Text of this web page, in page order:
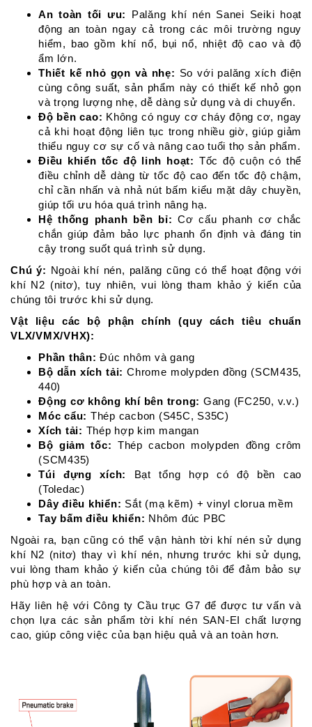
An toàn tối ưu:
Palăng khí nén Sanei Seiki hoạt
động an toàn ngay cả trong các môi trường nguy
hiểm, bao gồm khí nổ, bụi nổ, nhiệt độ cao và độ
ẩm lớn.
Thiết kế nhỏ gọn và nhẹ: So với palăng xích điện
cùng công suất, sản phẩm này có thiết kế nhỏ gọn
và trọng lượng nhẹ, dễ dàng sử dụng và di chuyển.
Độ bền cao: Không có nguy cơ cháy động cơ, ngay
cả khi hoạt động liên tục trong nhiều giờ, giúp giảm
thiểu nguy cơ sự cố và nâng cao tuổi thọ sản phẩm.
Điều khiển tốc độ linh hoạt: Tốc độ cuộn có thể
điều chỉnh dễ dàng từ tốc độ cao đến tốc độ chậm,
chỉ cần nhấn và nhả nút bấm kiểu mặt dây chuyền,
giúp tối ưu hóa quá trình nâng hạ.
Hệ thống phanh bền bỉ: Cơ cấu phanh cơ chắc
chắn giúp đảm bảo lực phanh ổn định và đáng tin
cậy trong suốt quá trình sử dụng.
Chú ý: Ngoài khí nén, palăng cũng có thể hoạt động với
khí N2 (nitơ), tuy nhiên, vui lòng tham khảo ý kiến của
chúng tôi trước khi sử dụng.
Vật liệu các bộ phận chính (quy cách tiêu chuẩn
VLX/VMX/VHX):
Phần thân: Đúc nhôm và gang
Bộ dẫn xích tải: Chrome molypden đồng (SCM435,
440)
Động cơ không khí bên trong: Gang (FC250, v.v.)
Móc cẩu: Thép cacbon (S45C, S35C)
Xích tải: Thép hợp kim mangan
Bộ giảm tốc: Thép cacbon molypden đồng crôm
(SCM435)
Túi đựng xích:
Bạt tổng hợp có độ bền cao
(Toledac)
Dây điều khiển: Sắt (mạ kẽm) + vinyl clorua mềm
Tay bấm điều khiển: Nhôm đúc PBC
Ngoài ra, bạn cũng có thể vận hành tời khí nén sử dụng
khí N2 (nitơ) thay vì khí nén, nhưng trước khi sử dụng,
vui lòng tham khảo ý kiến của chúng tôi để đảm bảo sự
phù hợp và an toàn.
Hãy liên hệ với Công ty Cầu trục G7 để được tư vấn và
chọn lựa các sản phẩm tời khí nén SAN-EI chất lượng
cao, giúp công việc của bạn hiệu quả và an toàn hơn.